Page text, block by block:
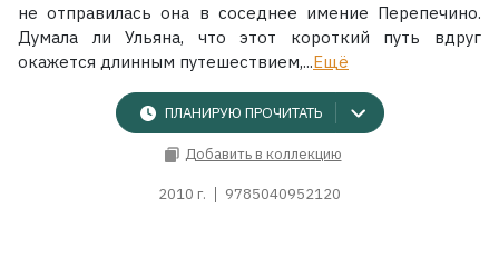
не отправилась она в соседнее имение Перепечино.
Думала ли Ульяна, что этот короткий путь вдруг
окажется длинным путешествием,...Ещё
ПЛАНИРУЮ ПРОЧИТАТЬ
Добавить в коллекцию
2010 г. 9785040952120